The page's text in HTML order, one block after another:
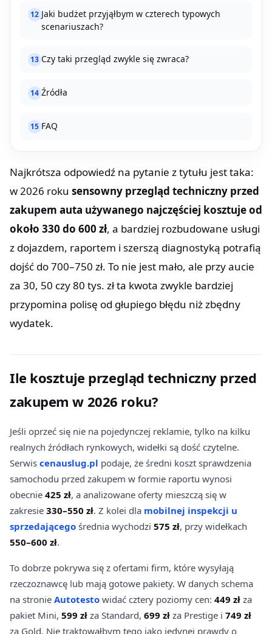
12 Jaki budżet przyjąłbym w czterech typowych
scenariuszach?
13 Czy taki przegląd zwykle się zwraca?
14 Źródła
15 FAQ
Najkrótsza odpowiedź na pytanie z tytułu jest taka:
w 2026 roku sensowny przegląd techniczny przed
zakupem auta używanego najczęściej kosztuje od
około 330 do 600 zł, a bardziej rozbudowane usługi
z dojazdem, raportem i szerszą diagnostyką potrafią
dojść do 700–750 zł. To nie jest mało, ale przy aucie
za 30, 50 czy 80 tys. zł ta kwota zwykle bardziej
przypomina polisę od głupiego błędu niż zbędny
wydatek.
Ile kosztuje przegląd techniczny przed
zakupem w 2026 roku?
Jeśli oprzeć się nie na pojedynczej reklamie, tylko na kilku
realnych źródłach rynkowych, widełki są dość czytelne.
Serwis cenauslug.pl podaje, że średni koszt sprawdzenia
samochodu przed zakupem w formie raportu wynosi
obecnie 425 zł, a analizowane oferty mieszczą się w
zakresie 330–550 zł. Z kolei dla mobilnej inspekcji u
sprzedającego średnia wychodzi 575 zł, przy widełkach
550–600 zł.
To dobrze pokrywa się z ofertami firm, które wysyłają
rzeczoznawcę lub mają gotowe pakiety. W danych schema
na stronie Autotesto widać cztery poziomy cen: 449 zł za
pakiet Mini, 599 zł za Standard, 699 zł za Prestige i 749 zł
za Gold. Nie traktowałbym tego jako jedynej prawdy o